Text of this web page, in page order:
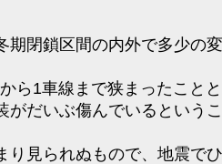
期閉鎖区間の内外で多少の
ら1車線まで狭まったことと
がだいぶ傷んでいるという
り見られぬもので、地震で